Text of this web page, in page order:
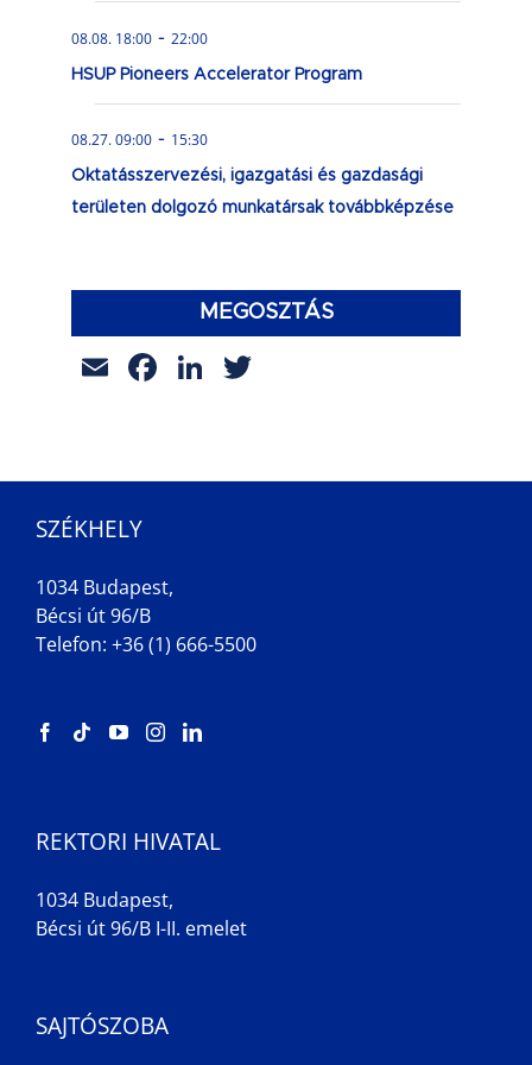
08.08. 18:00 - 22:00
HSUP Pioneers Accelerator Program
08.27. 09:00 - 15:30
Oktatásszervezési, igazgatási és gazdasági
területen dolgozó munkatársak továbbképzése
MEGOSZTÁS
EmailFacebook
LinkedIn
SZÉKHELY
1034 Budapest,
Bécsi út 96/B
Telefon: +36 (1) 666-5500
REKTORI HIVATAL
1034 Budapest,
Bécsi út 96/B I-II. emelet
SAJTÓSZOBA